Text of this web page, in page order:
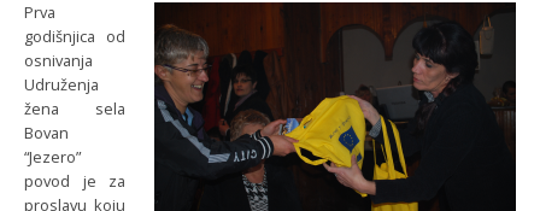
Prva
godišnjica od
osnivanja
Udruženja
žena sela
Bovan
“Jezero”
povod je za
proslavu koju